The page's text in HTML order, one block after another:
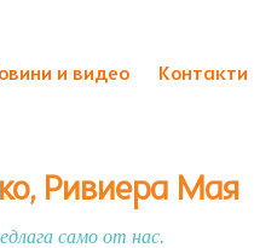
и видео Контакти
Ривиера Мая
само от нас.